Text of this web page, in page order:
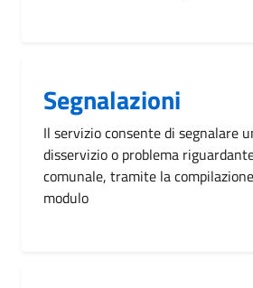
Segnalazioni
Il servizio consente di segnalare
disservizio o problema
comunale, tramite la
modulo